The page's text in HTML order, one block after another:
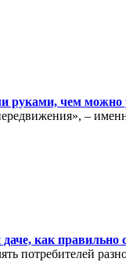
руками, чем можно
–
как правильно
потребителей